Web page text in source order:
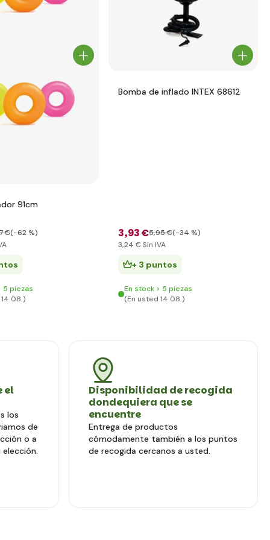
91cm
€(-62 %)
5 piezas
Bomba de inflado INTEX 68612
3,93 €5,95 €(-34 %)
3,24 € Sin IVA
+ 3 puntos
En stock > 5 piezas
(En usted 14.08.)
el
los
de
o a
Disponibilidad de recogida
dondequiera que se
encuentre
Entrega de productos
cómodamente también a los puntos
de recogida cercanos a usted.